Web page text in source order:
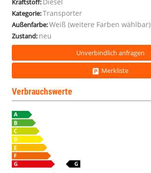
Kraftstoff:
Kategorie:Transporter
Außenfarbe:Weiß (weitere Farben wählbar)
Zustand: neu
Unverbindlich anfragen
Merkliste
Verbrauchswerte